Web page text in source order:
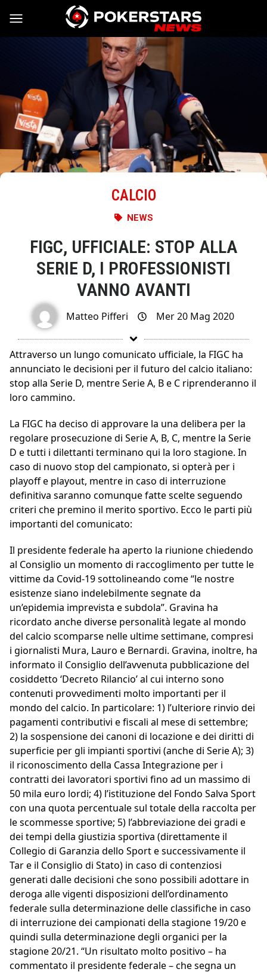
Vai al contenuto
CALCIO
NEWS
FIGC, UFFICIALE: STOP ALLA
SERIE D, I PROFESSIONISTI
VANNO AVANTI
Matteo Pifferi Mer 20 Mag 2020
Attraverso un lungo comunicato ufficiale, la FIGC ha
annunciato le decisioni per il futuro del calcio italiano:
stop alla Serie D, mentre Serie A, B e C riprenderanno il
loro cammino.
La FIGC ha deciso di approvare la una delibera per la
regolare prosecuzione di Serie A, B, C, mentre la Serie
D e tutti i dilettanti terminano qui la loro stagione. In
caso di nuovo stop del campionato, si opterà per i
playoff e playout, mentre in caso di interruzione
definitiva saranno comunque fatte scelte seguendo
criteri che premino il merito sportivo. Ecco le parti più
importanti del comunicato:
Il presidente federale ha aperto la riunione chiedendo
al Consiglio un momento di raccoglimento per tutte le
vittime da Covid-19 sottolineando come “le nostre
esistenze siano indelebilmente segnate da
un’epidemia imprevista e subdola”. Gravina ha
ricordato anche diverse personalità legate al mondo
del calcio scomparse nelle ultime settimane, compresi
i giornalisti Mura, Lauro e Bernardi. Gravina, inoltre, ha
informato il Consiglio dell’avvenuta pubblicazione del
cosiddetto ‘Decreto Rilancio’ al cui interno sono
contenuti provvedimenti molto importanti per il
mondo del calcio. In particolare: 1) l’ulteriore rinvio dei
pagamenti contributivi e fiscali al mese di settembre;
2) la sospensione dei canoni di locazione e dei diritti di
superficie per gli impianti sportivi (anche di Serie A); 3)
il riconoscimento della Cassa Integrazione per i
contratti dei lavoratori sportivi fino ad un massimo di
50 mila euro lordi; 4) l’istituzione del Fondo Salva Sport
con una quota percentuale sul totale della raccolta per
le scommesse sportive; 5) l’abbreviazione dei gradi e
dei tempi della giustizia sportiva (direttamente il
Collegio di Garanzia dello Sport e successivamente il
Tar e il Consiglio di Stato) in caso di contenziosi
generati dalle decisioni che sono possibili adottare in
deroga alle vigenti disposizioni dell’ordinamento
federale sulla determinazione delle classifiche in caso
di interruzione dei campionati della stagione 19/20 e
quindi sulla determinazione degli organici per la
stagione 20/21. “Un risultato molto positivo – ha
commentato il presidente federale – che segna un